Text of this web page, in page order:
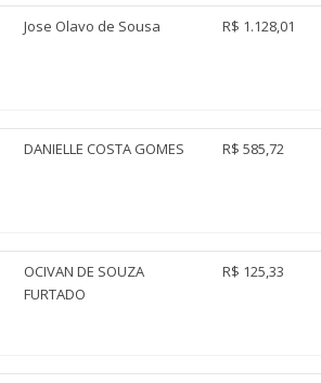
Jose Olavo de Sousa R$ 1.128,01
DANIELLE COSTA GOMES R$ 585,72
OCIVAN DE SOUZA
FURTADO
R$ 125,33